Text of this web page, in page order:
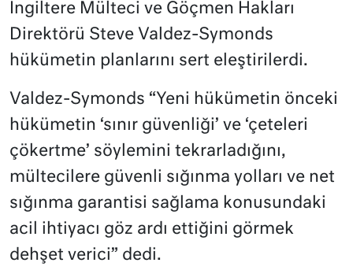
İngiltere Mülteci ve Göçmen Hakları
Direktörü Steve Valdez-Symonds
hükümetin planlarını sert eleştirilerdi.
Valdez-Symonds “Yeni hükümetin önceki
hükümetin ‘sınır güvenliği’ ve ‘çeteleri
çökertme’ söylemini tekrarladığını,
mültecilere güvenli sığınma yolları ve net
sığınma garantisi sağlama konusundaki
acil ihtiyacı göz ardı ettiğini görmek
dehşet verici” dedi.